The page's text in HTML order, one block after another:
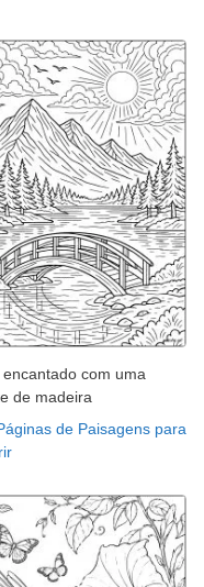
encantado com uma
de madeira
de Paisagens para